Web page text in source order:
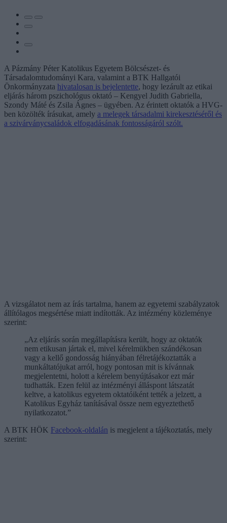
A Pázmány Péter Katolikus Egyetem Bölcsészet- és
Társadalomtudományi Kara, valamint a BTK Hallgatói
Önkormányzata hivatalosan is bejelentette, hogy lezárult az etikai
eljárás három pszichológus oktató – Kengyel Judith Gabriella,
Szondy Máté és Zsila Ágnes – ügyében. Az érintett oktatók a HVG-
ben közölték írásukat, amely a melegek társadalmi kirekesztéséről és
a szivárványcsaládok elfogadásának fontosságáról szólt.
A vizsgálatot nem az írás tartalma, hanem az egyetemi szabályzatok
állítólagos megsértése miatt indították. Az intézmény közleménye
szerint:
„Az eljárás során megállapításra került, hogy az oktatók
nem etikusan jártak el, mivel kérelmükben szándékosan
vagy a kellő gondosság hiányában félretájékoztatták a
munkáltatójukat arról, hogy pontosan mit is kívánnak
megjelentetni, holott a kérelem benyújtásakor ezt már
tudhatták. Ezen felül az intézményi álláspont látszatát
keltve, a katolikus egyetem oktatóiként tették a jelzett, a
Katolikus Egyház tanításával össze nem egyeztethető
nyilatkozatot.”
A BTK HÖK Facebook-oldalán is megjelent a tájékoztatás, mely
szerint: